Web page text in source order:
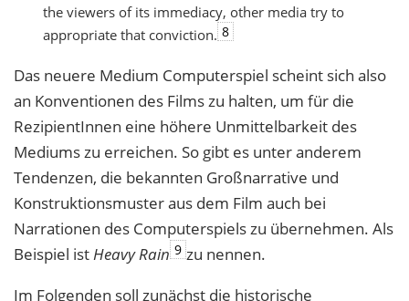
the viewers of its immediacy, other media try to
appropriate that conviction. 8
Das neuere Medium Computerspiel scheint sich also
an Konventionen des Films zu halten, um für die
RezipientInnen eine höhere Unmittelbarkeit des
Mediums zu erreichen. So gibt es unter anderem
Tendenzen, die bekannten Großnarrative und
Konstruktionsmuster aus dem Film auch bei
Narrationen des Computerspiels zu übernehmen. Als
Beispiel istHeavy Rain 9 zu nennen.
Im Folgenden soll zunächst die historische